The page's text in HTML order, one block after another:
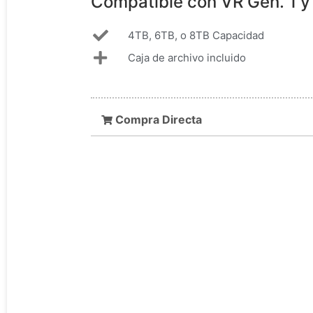
4TB, 6TB, o 8TB Capacidad
Caja de archivo incluido
Compra Directa